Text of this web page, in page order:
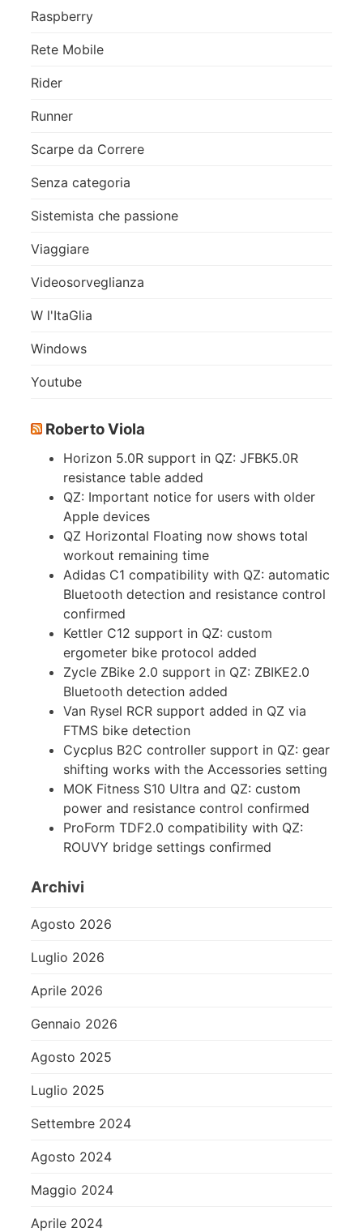
Raspberry
Rete Mobile
Rider
Runner
Scarpe da Correre
Senza categoria
Sistemista che passione
Viaggiare
Videosorveglianza
W l'ItaGlia
Windows
Youtube
Roberto Viola
Horizon 5.0R support in QZ: JFBK5.0R
resistance table added
QZ: Important notice for users with older
Apple devices
QZ Horizontal Floating now shows total
workout remaining time
Adidas C1 compatibility with QZ: automatic
Bluetooth detection and resistance control
confirmed
Kettler C12 support in QZ: custom
ergometer bike protocol added
Zycle ZBike 2.0 support in QZ: ZBIKE2.0
Bluetooth detection added
Van Rysel RCR support added in QZ via
FTMS bike detection
Cycplus B2C controller support in QZ: gear
shifting works with the Accessories setting
MOK Fitness S10 Ultra and QZ: custom
power and resistance control confirmed
ProForm TDF2.0 compatibility with QZ:
ROUVY bridge settings confirmed
Archivi
Agosto 2026
Luglio 2026
Aprile 2026
Gennaio 2026
Agosto 2025
Luglio 2025
Settembre 2024
Agosto 2024
Maggio 2024
Aprile 2024